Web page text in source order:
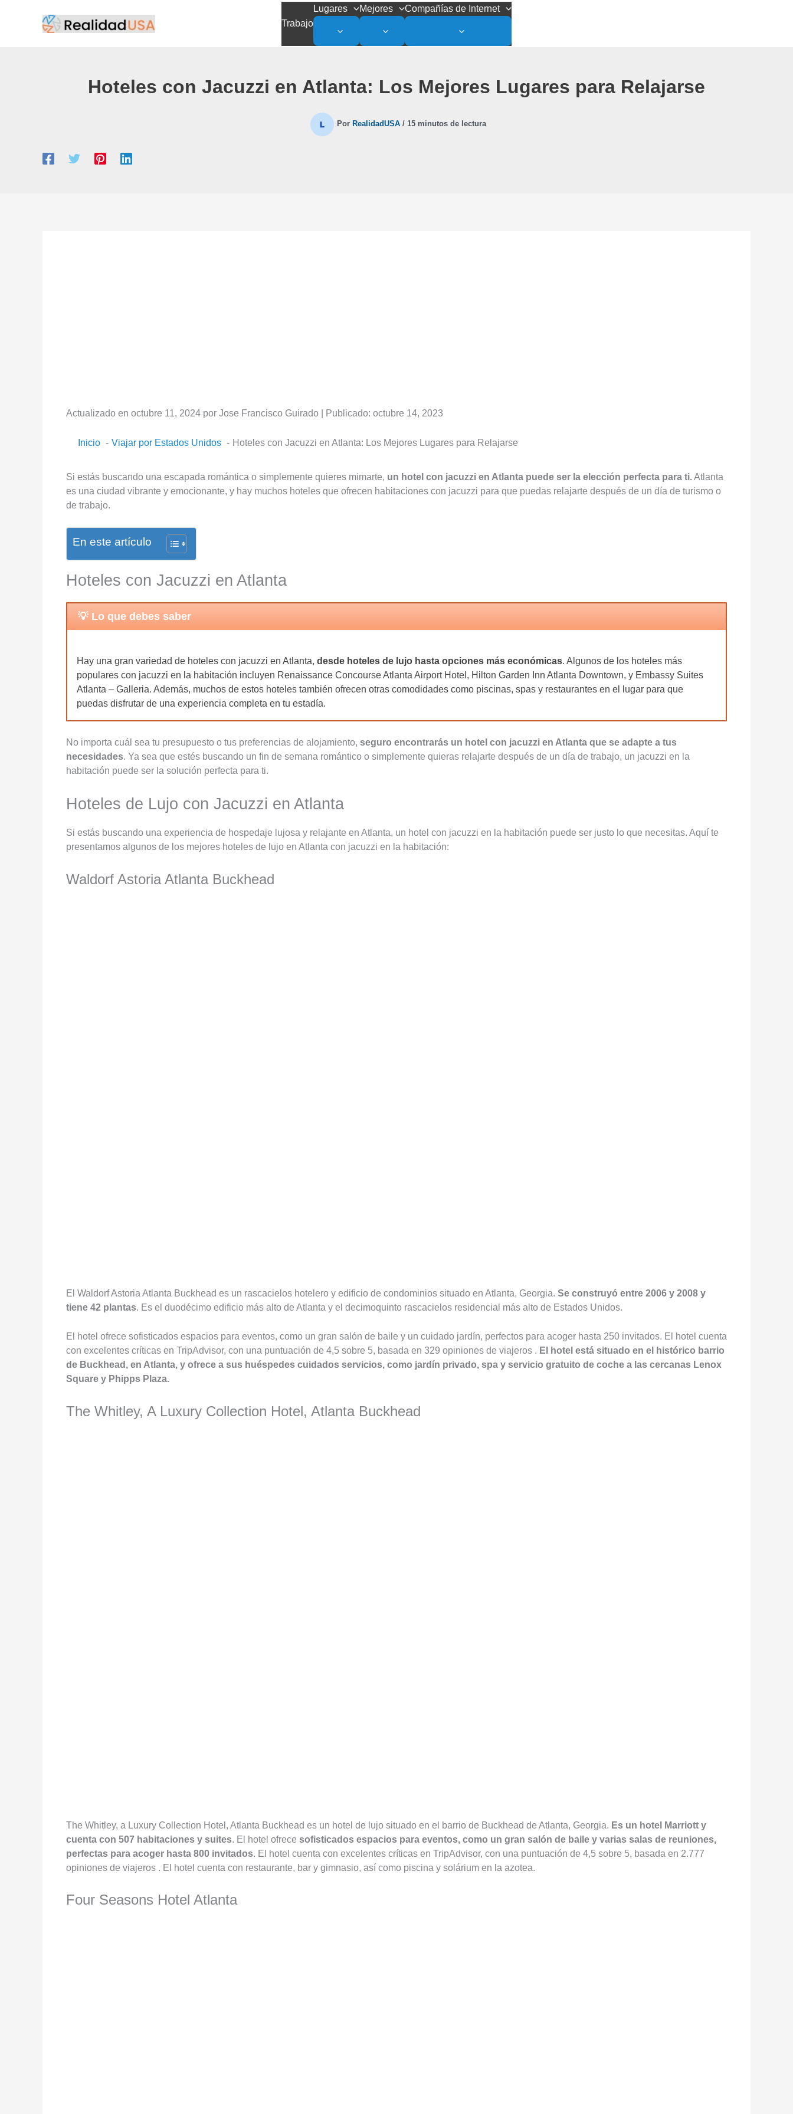
Trabajo
Lugares Mejores Compañías de Internet
Hoteles con Jacuzzi en Atlanta: Los Mejores Lugares para Relajarse
Por RealidadUSA / 15 minutos de lectura
Actualizado en octubre 11, 2024 por Jose Francisco Guirado | Publicado: octubre 14, 2023
Inicio Viajar por Estados Unidos Hoteles con Jacuzzi en Atlanta: Los Mejores Lugares para Relajarse
Si estás buscando una escapada romántica o simplemente quieres mimarte, un hotel con jacuzzi en Atlanta puede ser la elección perfecta para ti.Atlanta
es una ciudad vibrante y emocionante, y hay muchos hoteles que ofrecen habitaciones con jacuzzi para que puedas relajarte después de un día de turismo o
de trabajo.
En este artículo
Hoteles con Jacuzzi en Atlanta
💡 Lo que debes saber
Hay una gran variedad de hoteles con jacuzzi en Atlanta, desde hoteles de lujo hasta opciones más económicas. Algunos de los hoteles más
populares con jacuzzi en la habitación incluyen Renaissance Concourse Atlanta Airport Hotel, Hilton Garden Inn Atlanta Downtown, y Embassy Suites
Atlanta – Galleria. Además, muchos de estos hoteles también ofrecen otras comodidades como piscinas, spas y restaurantes en el lugar para que
puedas disfrutar de una experiencia completa en tu estadía.
No importa cuál sea tu presupuesto o tus preferencias de alojamiento, seguro encontrarás un hotel con jacuzzi en Atlanta que se adapte a tus
necesidades. Ya sea que estés buscando un fin de semana romántico o simplemente quieras relajarte después de un día de trabajo, un jacuzzi en la
habitación puede ser la solución perfecta para ti.
Hoteles de Lujo con Jacuzzi en Atlanta
Si estás buscando una experiencia de hospedaje lujosa y relajante en Atlanta, un hotel con jacuzzi en la habitación puede ser justo lo que necesitas. Aquí te
presentamos algunos de los mejores hoteles de lujo en Atlanta con jacuzzi en la habitación:
Waldorf Astoria Atlanta Buckhead
El Waldorf Astoria Atlanta Buckhead es un rascacielos hotelero y edificio de condominios situado en Atlanta, Georgia. Se construyó entre 2006 y 2008 y
tiene 42 plantas. Es el duodécimo edificio más alto de Atlanta y el decimoquinto rascacielos residencial más alto de Estados Unidos.
El hotel ofrece sofisticados espacios para eventos, como un gran salón de baile y un cuidado jardín, perfectos para acoger hasta 250 invitados. El hotel cuenta
con excelentes críticas en TripAdvisor, con una puntuación de 4,5 sobre 5, basada en 329 opiniones de viajeros . El hotel está situado en el histórico barrio
de Buckhead, en Atlanta, y ofrece a sus huéspedes cuidados servicios, como jardín privado, spa y servicio gratuito de coche a las cercanas Lenox
Square y Phipps Plaza.
The Whitley, A Luxury Collection Hotel, Atlanta Buckhead
The Whitley, a Luxury Collection Hotel, Atlanta Buckhead es un hotel de lujo situado en el barrio de Buckhead de Atlanta, Georgia. Es un hotel Marriott y
cuenta con 507 habitaciones y suites. El hotel ofrece sofisticados espacios para eventos, como un gran salón de baile y varias salas de reuniones,
perfectas para acoger hasta 800 invitados. El hotel cuenta con excelentes críticas en TripAdvisor, con una puntuación de 4,5 sobre 5, basada en 2.777
opiniones de viajeros . El hotel cuenta con restaurante, bar y gimnasio, así como piscina y solárium en la azotea.
Four Seasons Hotel Atlanta